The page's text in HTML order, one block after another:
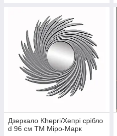
Дзеркало Khepri/Хепрі срібло
d 96 см ТМ Міро-Марк